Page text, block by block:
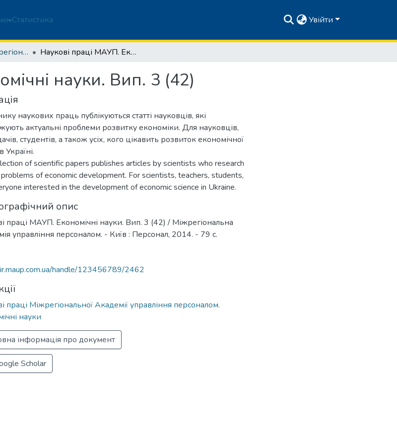
Статистика Увійти
Наукові праці Міжрегіональної Академії управління персоналом. Економічні науки Наукові праці МАУП. Економічні науки. Вип. 3 (42)
науки. Вип. 3 (42)
наукових праць публікуються статті науковців, які
актуальні проблеми розвитку економіки. Для науковців,
студентів, а також усіх, кого цікавить розвиток економічної
Україні.
of scientific papers publishes articles by scientists who research
of economic development. For scientists, teachers, students,
interested in the development of economic science in Ukraine.
опис
праці МАУП. Економічні науки. Вип. 3 (42) / Міжрегіональна
управління персоналом. - Київ : Персонал, 2014. - 79 с.
handle/123456789/2462
праці Міжрегіональної Академії управління персоналом.
науки
інформація про документ
Scholar